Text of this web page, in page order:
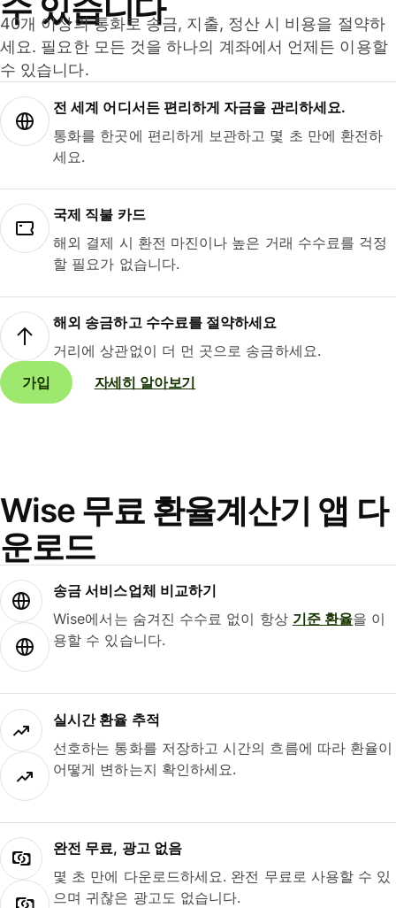
수 있습니다
40개 이상의 통화로 송금, 지출, 정산 시 비용을 절약하
세요. 필요한 모든 것을 하나의 계좌에서 언제든 이용할
수 있습니다.
전 세계 어디서든 편리하게 자금을 관리하세요.
통화를 한곳에 편리하게 보관하고 몇 초 만에 환전하
세요.
국제 직불 카드
해외 결제 시 환전 마진이나 높은 거래 수수료를 걱정
할 필요가 없습니다.
해외 송금하고 수수료를 절약하세요
거리에 상관없이 더 먼 곳으로 송금하세요.
가입
자세히 알아보기
Wise 무료 환율계산기 앱 다
운로드
송금 서비스업체 비교하기
Wise에서는 숨겨진 수수료 없이 항상 기준 환율을 이
용할 수 있습니다.
실시간 환율 추적
선호하는 통화를 저장하고 시간의 흐름에 따라 환율이
어떻게 변하는지 확인하세요.
완전 무료, 광고 없음
몇 초 만에 다운로드하세요. 완전 무료로 사용할 수 있
으며 귀찮은 광고도 없습니다.